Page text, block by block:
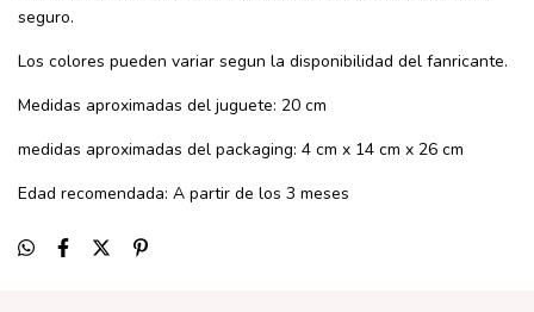
seguro.
Los colores pueden variar segun la disponibilidad del fanricante.
Medidas aproximadas del juguete: 20 cm
medidas aproximadas del packaging: 4 cm x 14 cm x 26 cm
Edad recomendada: A partir de los 3 meses